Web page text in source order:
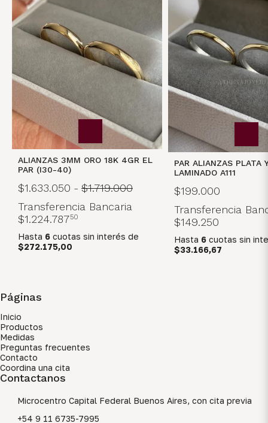
ALIANZAS 3MM ORO 18K 4GR EL
PAR (I30-40)
$1.633.050 - $1.719.000
Transferencia Bancaria
$1.224.78750
Hasta 6 cuotas sin interés de
$272.175,00
PAR ALIANZAS PLATA
LAMINADO A111
$199.000
Transferencia
$149.250
Hasta 6 cuotas sin
$33.166,67
Páginas
Inicio
Productos
Medidas
Preguntas frecuentes
Contacto
Coordina una cita
Contactanos
Microcentro Capital Federal Buenos Aires, con cita previa
+54 9 11 6735-7995